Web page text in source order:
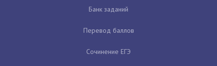
Банк заданий
Перевод баллов
Сочинение ЕГЭ